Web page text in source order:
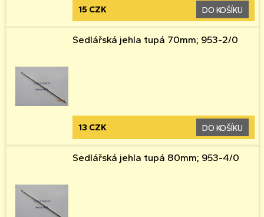
15 CZK DO KOŠÍKU
Sedlářská jehla tupá 70mm; 953-2/0
13 CZK DO KOŠÍKU
Sedlářská jehla tupá 80mm; 953-4/0